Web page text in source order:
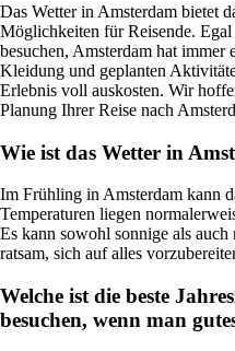
Das Wetter in Amsterdam bietet
Möglichkeiten für Reisende.
besuchen, Amsterdam hat
Kleidung und geplanten
Erlebnis voll auskosten. Wir
Planung Ihrer Reise nach
Wie ist das Wetter in
Im Frühling in Amsterdam kann
Temperaturen liegen
Es kann sowohl sonnige als auch
ratsam, sich auf alles
Welche ist die beste
besuchen, wenn man